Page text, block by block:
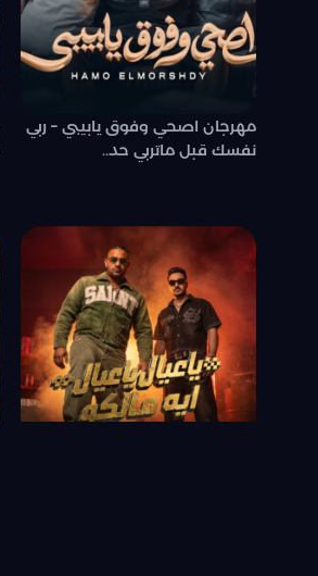
مهرجان اصحي وفوق يابيبي – ربي
نفسك قبل ماتربي حد..